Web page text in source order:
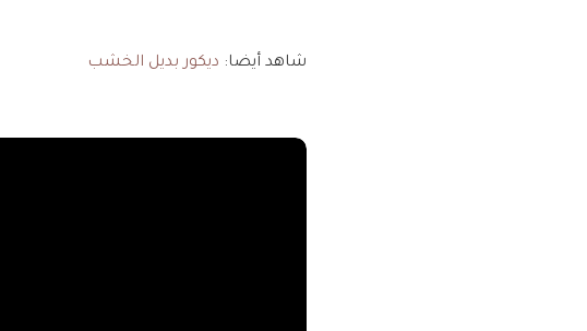
شاهد أيضا: ديكور بديل الخشب